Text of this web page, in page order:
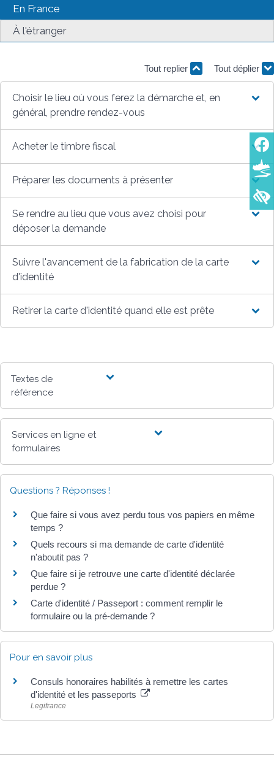
En France
À l'étranger
Tout replier Tout déplier
Choisir le lieu où vous ferez la démarche et, en
général, prendre rendez-vous
Acheter le timbre fiscal
Préparer les documents à présenter
Se rendre au lieu que vous avez choisi pour
déposer la demande
Suivre l'avancement de la fabrication de la carte
d'identité
Retirer la carte d'identité quand elle est prête
Textes de
référence
Services en ligne et
formulaires
Questions ? Réponses !
Que faire si vous avez perdu tous vos papiers en même
temps ?
Quels recours si ma demande de carte d'identité
n'aboutit pas ?
Que faire si je retrouve une carte d'identité déclarée
perdue ?
Carte d'identité / Passeport : comment remplir le
formulaire ou la pré-demande ?
Pour en savoir plus
Consuls honoraires habilités à remettre les cartes
d'identité et les passeports
Legifrance